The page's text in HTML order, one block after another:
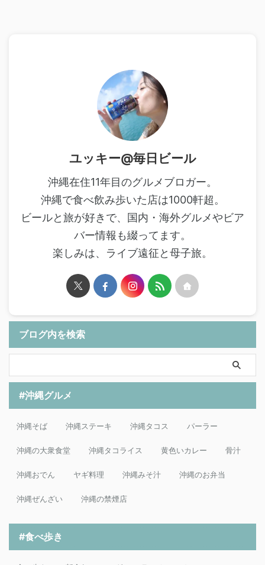
ユッキー@毎日ビール
沖縄在住11年目のグルメブロガー。
沖縄で食べ飲み歩いた店は1000軒超。
ビールと旅が好きで、国内・海外グルメやビア
バー情報も綴ってます。
楽しみは、ライブ遠征と母子旅。
ブログ内を検索
#沖縄グルメ
沖縄そば 沖縄ステーキ 沖縄タコス パーラー
沖縄の大衆食堂 沖縄タコライス 黄色いカレー 骨汁
沖縄おでん ヤギ料理 沖縄みそ汁 沖縄のお弁当
沖縄ぜんざい 沖縄の禁煙店
#食べ歩き